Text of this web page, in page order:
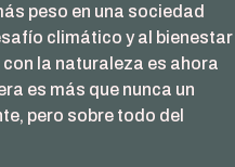
peso en una sociedad
climático y al bienestar
la naturaleza es ahora
es más que nunca un
pero sobre todo del